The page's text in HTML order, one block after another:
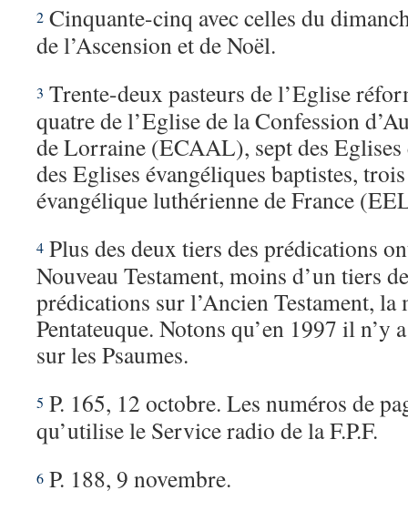
2 Cinquante-cinq avec celles du
de l’Ascension et de Noël.
3 Trente-deux pasteurs de l’Eglise
quatre de l’Eglise de la Confession
de Lorraine (ECAAL), sept des Eglises
des Eglises évangéliques baptistes,
évangélique luthérienne de France
4 Plus des deux tiers des prédications
Nouveau Testament, moins d’un tiers
prédications sur l’Ancien Testament,
Pentateuque. Notons qu’en 1997 il n’y
sur les Psaumes.
5 P. 165, 12 octobre. Les numéros de
qu’utilise le Service radio de la F.P.F.
6 P. 188, 9 novembre.